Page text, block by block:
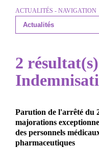
ACTUALITÉS - NAVIGATION
2
Parution de l'arrêté du
majorations
des personnels
pharmaceutiques